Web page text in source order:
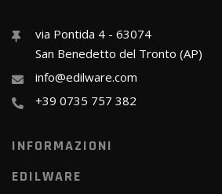
via Pontida 4 - 63074
San Benedetto del Tronto (AP)
info@edilware.com
+39 0735 757 382
INFORMAZIONI
EDILWARE